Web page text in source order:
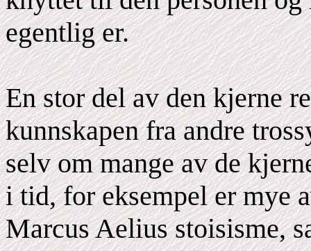
egentlig er.
En stor del av den kjerne
kunnskapen fra andre
selv om mange av de
i tid, for eksempel er mye
Marcus Aelius stoisisme,